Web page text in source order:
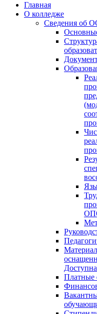
Главная
О колледже
Сведения об
Платные